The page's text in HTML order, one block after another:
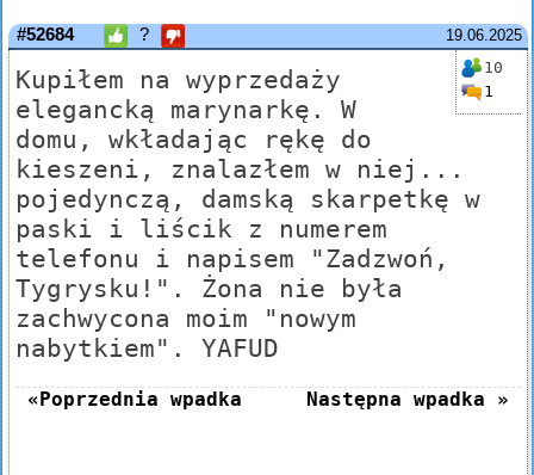
19.06.2025
#52684 ?
10
1
Kupiłem na wyprzedaży
elegancką marynarkę. W
domu, wkładając rękę do
kieszeni, znalazłem w niej...
pojedynczą, damską skarpetkę w
paski i liścik z numerem
telefonu i napisem "Zadzwoń,
Tygrysku!". Żona nie była
zachwycona moim "nowym
nabytkiem". YAFUD
«Poprzednia wpadka Następna wpadka »